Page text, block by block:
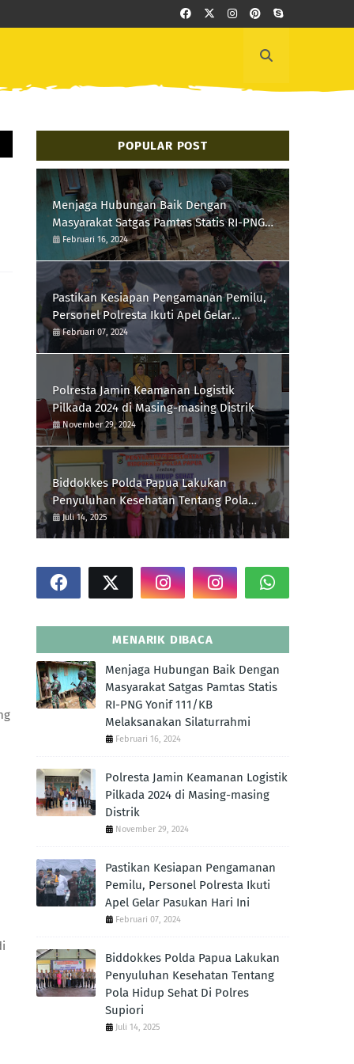
POPULAR POST
Menjaga Hubungan Baik Dengan
Masyarakat Satgas Pamtas Statis RI-PNG
Yonif 111/KB Melaksanakan Silaturrahmi
Februari 16, 2024
Pastikan Kesiapan Pengamanan Pemilu,
Personel Polresta Ikuti Apel Gelar
Pasukan Hari Ini
Februari 07, 2024
Polresta Jamin Keamanan Logistik
Pilkada 2024 di Masing-masing Distrik
November 29, 2024
Biddokkes Polda Papua Lakukan
Penyuluhan Kesehatan Tentang Pola
Hidup Sehat Di Polres Supiori
Juli 14, 2025
MENARIK DIBACA
Menjaga Hubungan Baik Dengan
Masyarakat Satgas Pamtas Statis
RI-PNG Yonif 111/KB
Melaksanakan Silaturrahmi
Februari 16, 2024
Polresta Jamin Keamanan Logistik
Pilkada 2024 di Masing-masing
Distrik
November 29, 2024
Pastikan Kesiapan Pengamanan
Pemilu, Personel Polresta Ikuti
Apel Gelar Pasukan Hari Ini
Februari 07, 2024
Biddokkes Polda Papua Lakukan
Penyuluhan Kesehatan Tentang
Pola Hidup Sehat Di Polres
Supiori
Juli 14, 2025